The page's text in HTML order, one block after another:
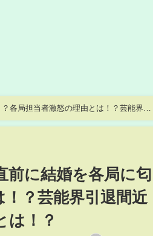
各局担当者激怒の理由とは！？芸能界引
前に結婚を各局に匂
？芸能界引退間近
は！？